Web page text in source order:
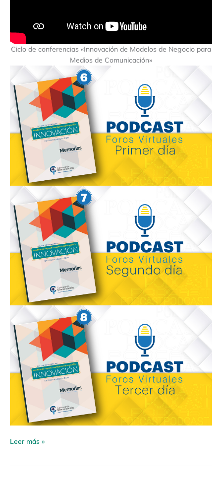
Ciclo de conferencias «Innovación de Modelos de Negocio para
Medios de Comunicación»
Leer más »